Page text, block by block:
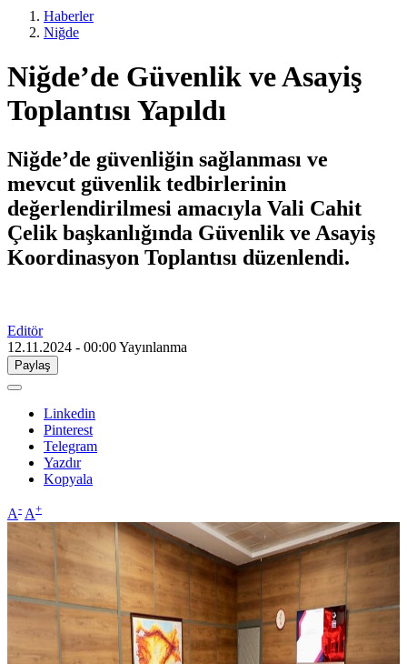
Haberler
Niğde
Niğde’de Güvenlik ve Asayiş
Toplantısı Yapıldı
Niğde’de güvenliğin sağlanması ve
mevcut güvenlik tedbirlerinin
değerlendirilmesi amacıyla Vali Cahit
Çelik başkanlığında Güvenlik ve Asayiş
Koordinasyon Toplantısı düzenlendi.
Editör
12.11.2024 - 00:00Yayınlanma
Paylaş
Linkedin
Pinterest
Telegram
Yazdır
Kopyala
A- A+